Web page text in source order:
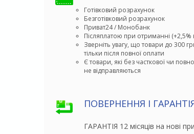
Готівковий розрахунок
Безготівковий розрахунок
Приват24 / Монобанк
Післяплатою при отриманні (+2,5%
Зверніть увагу, що товари до 300
тільки після повної оплати
Є товари, які без часткової чи
не відправляються
ПОВЕРНЕННЯ І
ГАРАНТІЯ 12 місяців на нові